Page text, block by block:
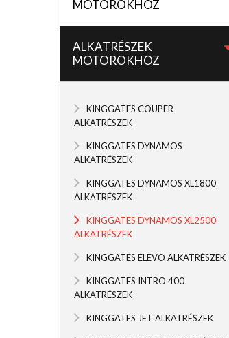
MOTOROKHOZ
ALKATRÉSZEK
MOTOROKHOZ
KINGGATES COUPER
ALKATRÉSZEK
KINGGATES DYNAMOS
ALKATRÉSZEK
KINGGATES DYNAMOS XL1800
ALKATRÉSZEK
KINGGATES DYNAMOS XL2500
ALKATRÉSZEK
KINGGATES ELEVO ALKATRÉSZEK
KINGGATES INTRO 400
ALKATRÉSZEK
KINGGATES JET ALKATRÉSZEK